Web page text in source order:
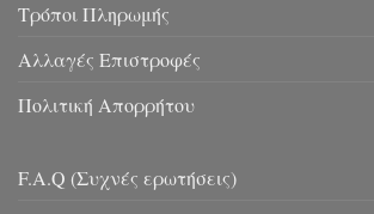
Τρόποι Πληρωμής
Αλλαγές Επιστροφές
Πολιτική Απορρήτου
F.A.Q (Συχνές ερωτήσεις)